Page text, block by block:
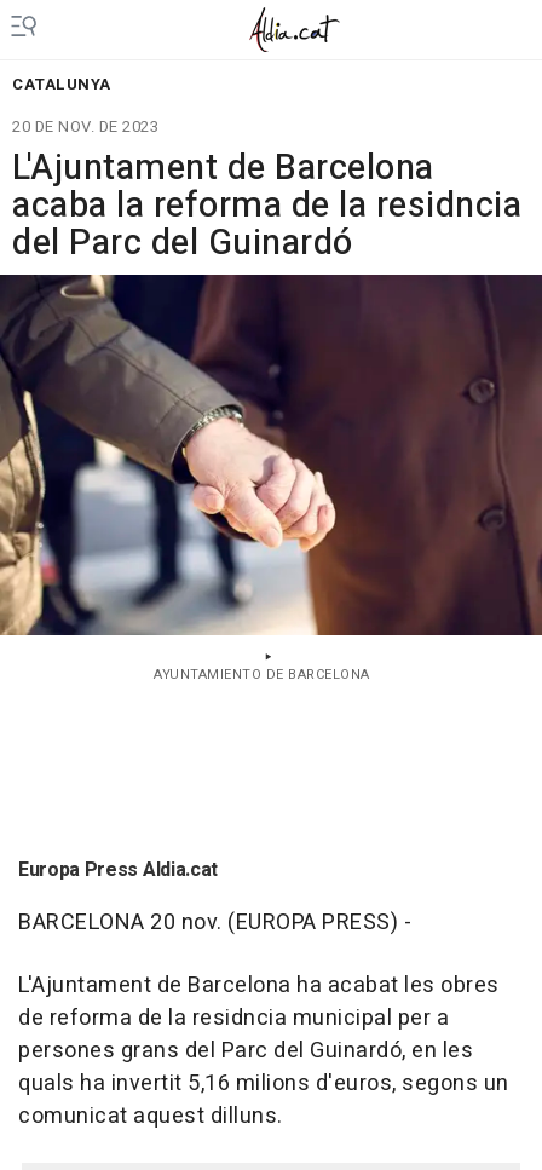
CATALUNYA
20 DE NOV. DE 2023
L'Ajuntament de Barcelona
acaba la reforma de la residncia
del Parc del Guinardó
AYUNTAMIENTO DE BARCELONA
Europa Press Aldia.cat
BARCELONA 20 nov. (EUROPA PRESS) -
L'Ajuntament de Barcelona ha acabat les obres
de reforma de la residncia municipal per a
persones grans del Parc del Guinardó, en les
quals ha invertit 5,16 milions d'euros, segons un
comunicat aquest dilluns.